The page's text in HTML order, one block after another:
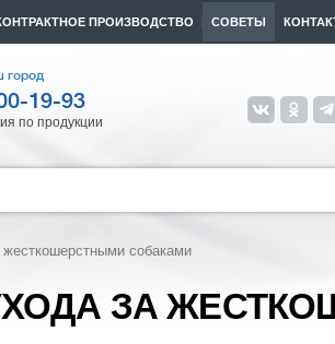
ПРОИЗВОДСТВО СОВЕТЫ
город
19-93
по продукции
собаками
ЗА